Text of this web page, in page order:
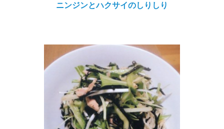
ニンジンとハクサイのしりしり